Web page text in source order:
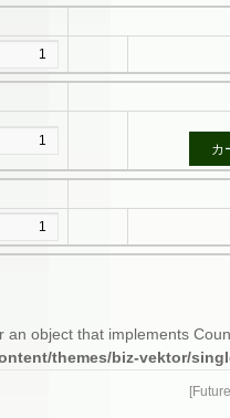
object that implements
themes/biz-vektor/